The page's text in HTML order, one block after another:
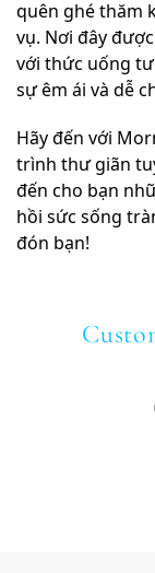
quên ghé thăm
vụ. Nơi đây
với thức uống
sự êm ái và dễ
Hãy đến với
trình thư giãn
đến cho bạn
hồi sức sống
đón bạn!